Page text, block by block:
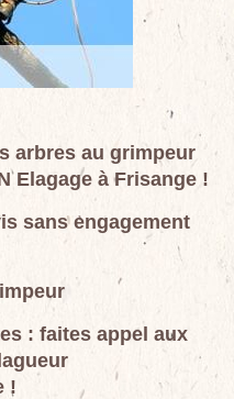
arbres au grimpeur
Elagage à Frisange !
sans engagement
: faites appel aux
!